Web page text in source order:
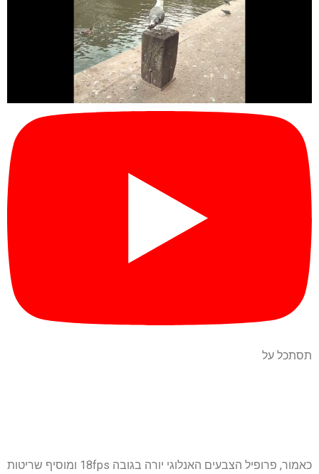
תסתכל על
כאמור, פרופיל הצבעים האנלוגי יורה בגובה 18fps ומוסיף שריטות